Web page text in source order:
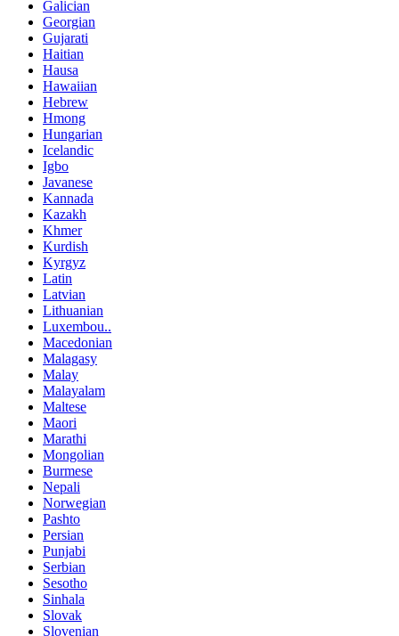
Galician
Georgian
Gujarati
Haitian
Hausa
Hawaiian
Hebrew
Hmong
Hungarian
Icelandic
Igbo
Javanese
Kannada
Kazakh
Khmer
Kurdish
Kyrgyz
Latin
Latvian
Lithuanian
Luxembou..
Macedonian
Malagasy
Malay
Malayalam
Maltese
Maori
Marathi
Mongolian
Burmese
Nepali
Norwegian
Pashto
Persian
Punjabi
Serbian
Sesotho
Sinhala
Slovak
Slovenian